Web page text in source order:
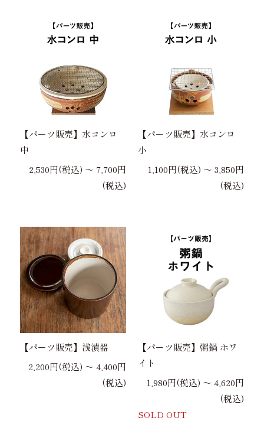
【パーツ販売】水コンロ
中
2,530円(税込) 〜 7,700円
(税込)
【パーツ販売】水コンロ
小
1,100円(税込) 〜 3,850円
(税込)
【パーツ販売】浅漬器
2,200円(税込) 〜 4,400円
(税込)
【パーツ販売】粥鍋 ホワ
イト
1,980円(税込) 〜 4,620円
(税込)
SOLD OUT